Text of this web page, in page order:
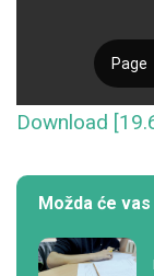
Download
Možda će